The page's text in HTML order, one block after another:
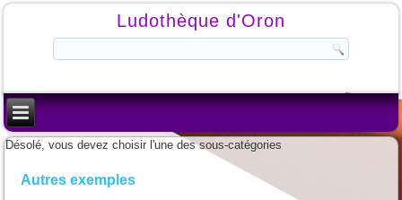
Ludothèque d'Oron
Désolé, vous devez choisir l'une des sous-catégories
Autres exemples